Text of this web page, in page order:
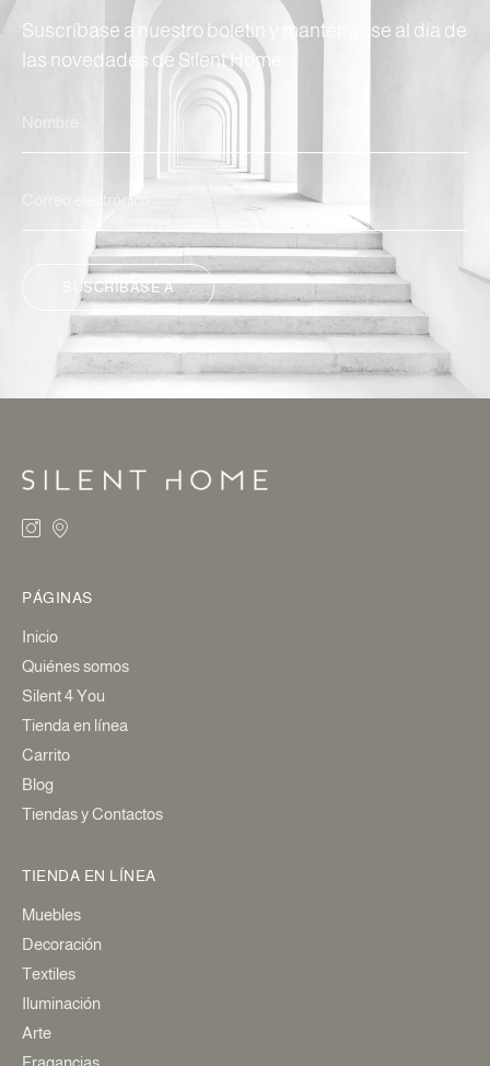
Suscríbase a nuestro boletín y manténgase al día de
las novedades de Silent Home.
SUSCRÍBASE A
PÁGINAS
Inicio
Quiénes somos
Silent 4 You
Tienda en línea
Carrito
Blog
Tiendas y Contactos
TIENDA EN LÍNEA
Muebles
Decoración
Textiles
Iluminación
Arte